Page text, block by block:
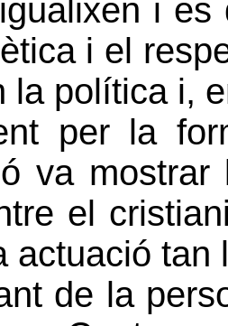
i
i el
la política i,
per la
va mostrar
el
actuació tan
de la